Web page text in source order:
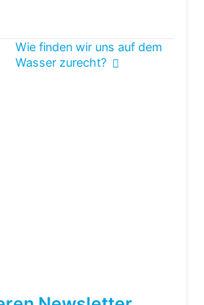
Wie finden wir uns auf dem
Wasser zurecht?